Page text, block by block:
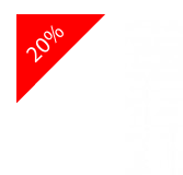
20%